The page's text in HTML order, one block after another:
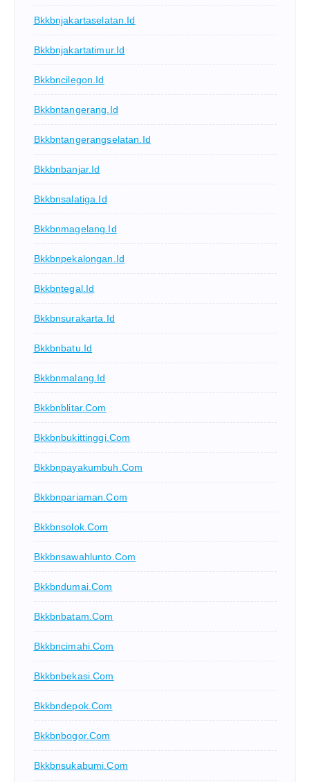
Bkkbnjakartaselatan.id
Bkkbnjakartatimur.id
Bkkbncilegon.id
Bkkbntangerang.id
Bkkbntangerangselatan.id
Bkkbnbanjar.id
Bkkbnsalatiga.id
Bkkbnmagelang.id
Bkkbnpekalongan.id
Bkkbntegal.id
Bkkbnsurakarta.id
Bkkbnbatu.id
Bkkbnmalang.id
Bkkbnblitar.com
Bkkbnbukittinggi.com
Bkkbnpayakumbuh.com
Bkkbnpariaman.com
Bkkbnsolok.com
Bkkbnsawahlunto.com
Bkkbndumai.com
Bkkbnbatam.com
Bkkbncimahi.com
Bkkbnbekasi.com
Bkkbndepok.com
Bkkbnbogor.com
Bkkbnsukabumi.com